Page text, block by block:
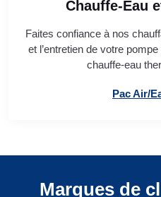
Chauffe-Eau
Faites confiance à nos
et l’entretien de votre
chauffe-eau
Pac Air/
Marques de